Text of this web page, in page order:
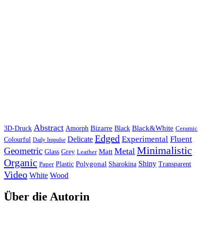
3D-Druck Abstract Amorph Bizarre Black Black&White Ceramic
Colourful Daily Impulse Delicate Edged Experimental Fluent
Geometric Glass Grey Leather Matt Metal Minimalistic
Organic Paper Plastic Polygonal Sharokina Shiny Transparent
Video White Wood
Über die Autorin